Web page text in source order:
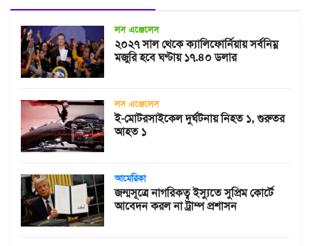
লস এঞ্জেলেস
২০২৭ সাল থেকে ক্যালিফোর্নিয়ায় সর্বনিম্ন
মজুরি হবে ঘণ্টায় ১৭.৪০ ডলার
লস এঞ্জেলেস
ই-মোটরসাইকেল দুর্ঘটনায় নিহত ১, গুরুতর
আহত ১
আমেরিকা
জন্মসূত্রে নাগরিকত্ব ইস্যুতে সুপ্রিম কোর্টে
আবেদন করল না ট্রাম্প প্রশাসন